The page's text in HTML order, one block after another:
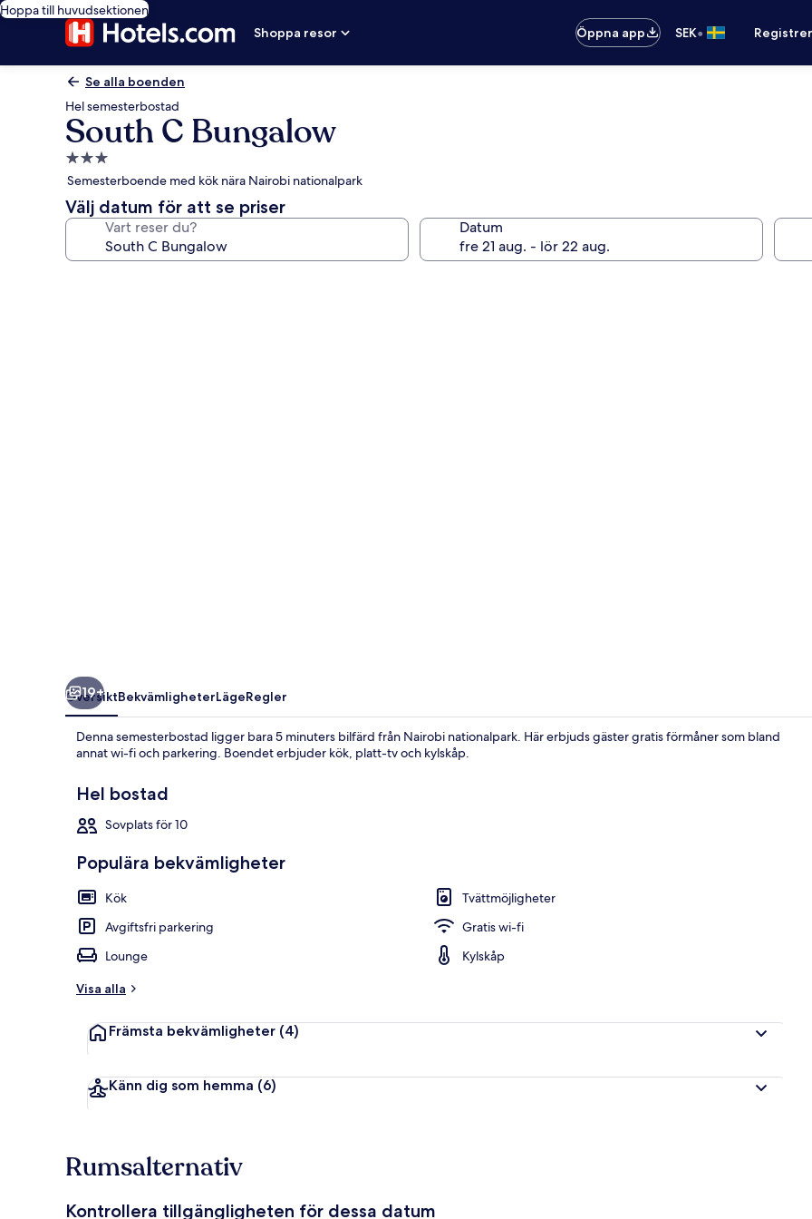
Hoppa till huvudsektionen
Shoppa resor
Öppna app SEK•
Se alla boenden
Hel semesterbostad
South C Bungalow
3.0-
stjärnigt
boende
Semesterboende med kök nära Nairobi nationalpark
Välj datum för att se priser
Vart reser du? Datum
Hus - 5 sovrum | Terrass/Patio
19+
ÖversiktBekvämligheterLägeRegler
Denna semesterbostad ligger bara 5 minuters bilfärd från Nairobi nationalpark. Här erbjuds gäster gratis förmåner som bland
annat wi-fi och parkering. Boendet erbjuder kök, platt-tv och kylskåp.
Hel bostad
Sovplats för 10
Populära bekvämligheter
Kök
Tvättmöjligheter
Avgiftsfri parkering
Gratis wi-fi
Lounge
Kylskåp
Visa alla
Främsta bekvämligheter (4)
Känn dig som hemma (6)
Rumsalternativ
Kontrollera tillgängligheten för dessa datum